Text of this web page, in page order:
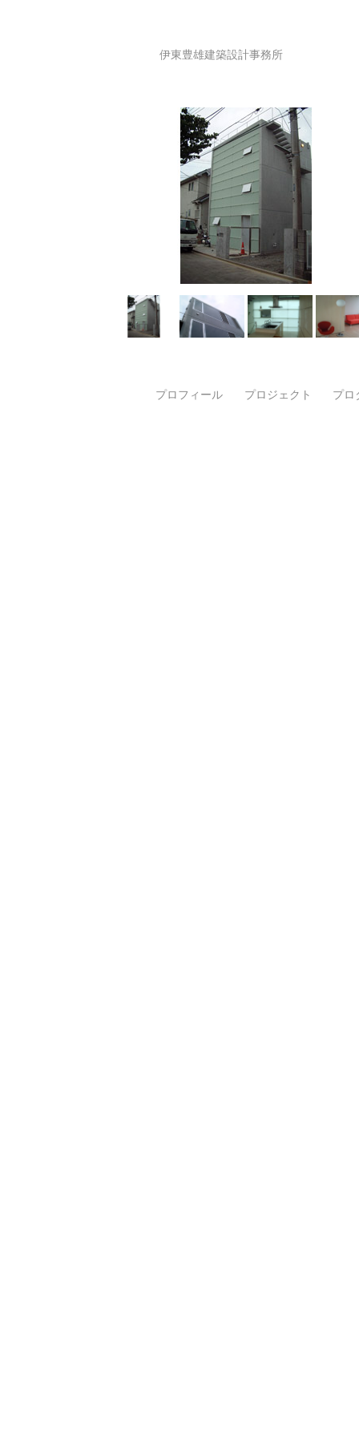
伊東豊雄建築設計事務所
プロフィール プロジェクト プロ